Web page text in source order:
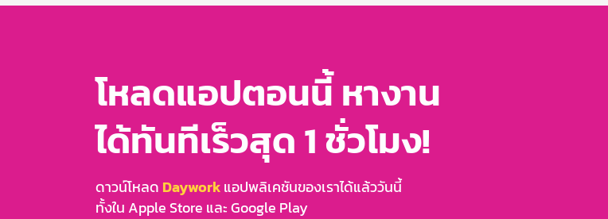
โหลดแอปตอนนี้ หางาน
ได้ทันทีเร็วสุด 1 ชั่วโมง!
ดาวน์โหลด Dayworkแอปพลิเคชันของเราได้แล้ววันนี้
ทั้งใน Apple Store และ Google Play